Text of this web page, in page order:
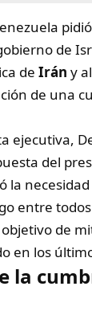
de
de Irán y
de una
ejecutiva,
del
la
entre
de
en los
la